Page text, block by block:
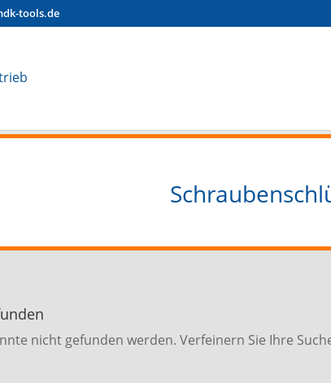
tools.de
nicht gefunden werden. Verfeinern Sie Ihre